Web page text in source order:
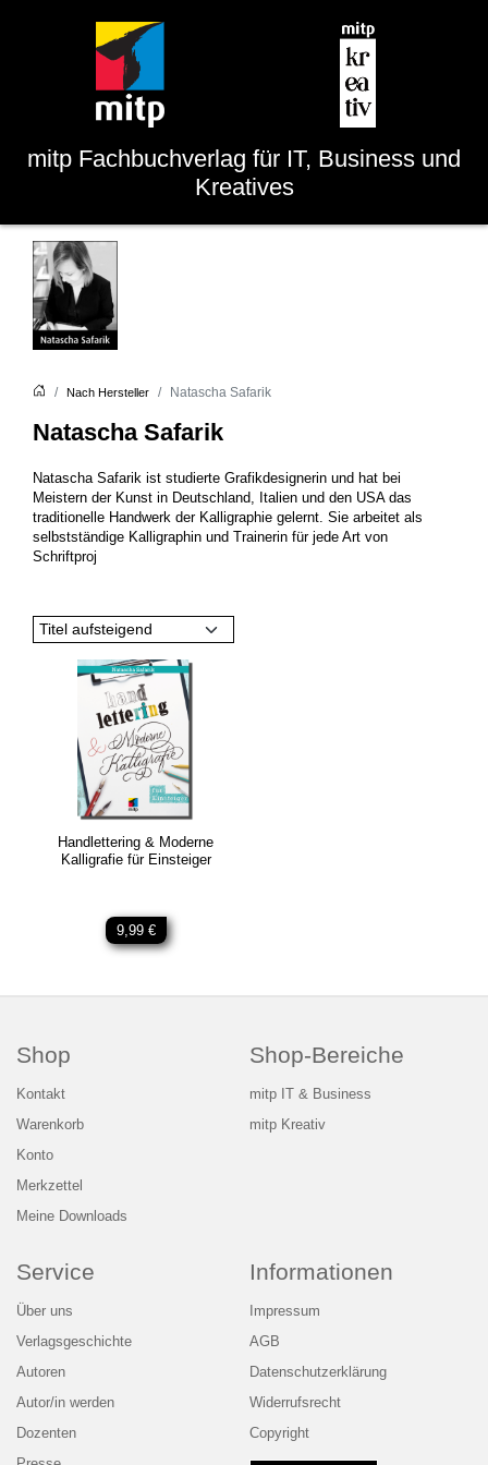
mitp Fachbuchverlag für IT, Business und
Kreatives
Nach Hersteller Natascha Safarik
Natascha Safarik
Natascha Safarik ist studierte Grafikdesignerin und hat bei
Meistern der Kunst in Deutschland, Italien und den USA das
traditionelle Handwerk der Kalligraphie gelernt. Sie arbeitet als
selbstständige Kalligraphin und Trainerin für jede Art von
Schriftproj
Titel aufsteigend
Handlettering & Moderne
Kalligrafie für Einsteiger
9,99 €
Shop
Kontakt
Warenkorb
Konto
Merkzettel
Meine Downloads
Shop-Bereiche
mitp IT & Business
mitp Kreativ
Service
Über uns
Verlagsgeschichte
Autoren
Autor/in werden
Dozenten
Informationen
Impressum
AGB
Datenschutzerklärung
Widerrufsrecht
Copyright